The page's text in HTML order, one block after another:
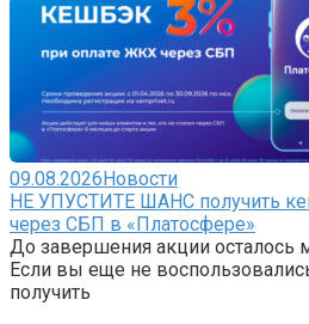
09.08.2026Новости
НЕ УПУСТИТЕ ШАНС получить
через СБП в «Платосфере»
До завершения акции осталось
Если вы еще не
получить